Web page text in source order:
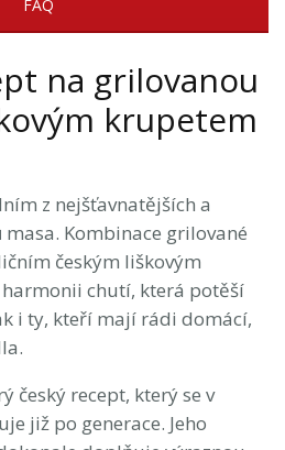
FAQ
na grilovanou
krupetem
z nejšťavnatějších a
Kombinace grilované
českým liškovým
chutí, která potěší
i ty, kteří mají rádi domácí,
český recept, který se v
již po generace. Jeho